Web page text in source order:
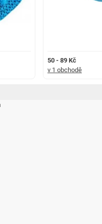
50 - 89 Kč
v 1 obchodě